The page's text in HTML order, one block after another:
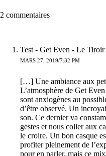
2 commentaires
Test - Get Even - Le Tiroir
MARS 27, 2019/7:32 PM
[…] Une ambiance aux
L’atmosphère de Get
sont anxiogènes au
d’être observé. Un
son. Ce dernier va
gestes et nous coller aux
le croire. Un bon casque
profiter pleinement de
pour en parler, mais ce